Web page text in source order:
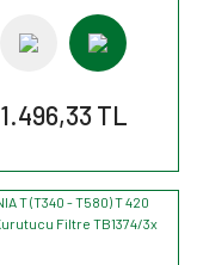
1.496,33 TL